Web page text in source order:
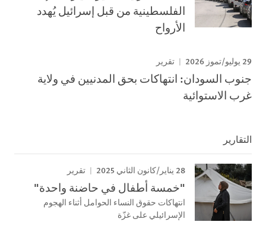
الفلسطينية من قبل إسرائيل يُهدد
الأرواح
29 يوليو/تموز 2026 تقرير
جنوب السودان: انتهاكات بحق المدنيين في ولاية
غرب الاستوائية
التقارير
28 يناير/كانون الثاني 2025 تقرير
"خمسة أطفال في حاضنة واحدة"
انتهاكات حقوق النساء الحوامل أثناء الهجوم
الإسرائيلي على غزّة